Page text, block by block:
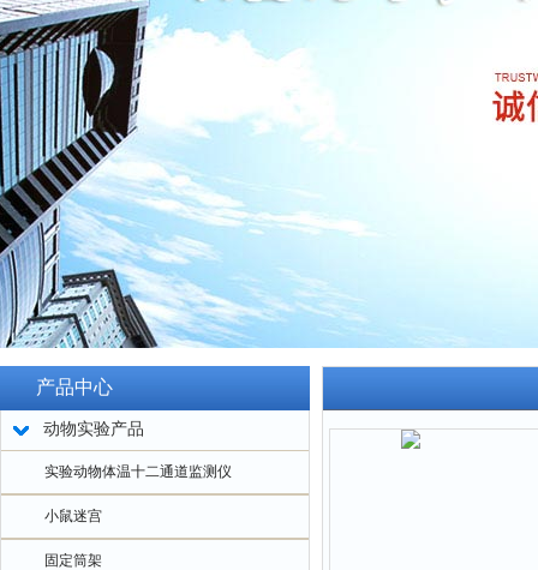
产品中心
动物实验产品
实验动物体温十二通道监测仪
小鼠迷宫
固定筒架